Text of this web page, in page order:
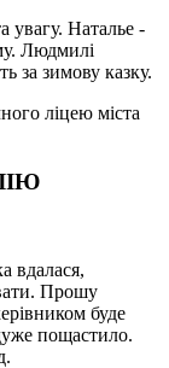
увагу. Наталье -
Людмилі
за зимову казку.
ліцею міста
вдалася,
Прошу
буде
пощастило.